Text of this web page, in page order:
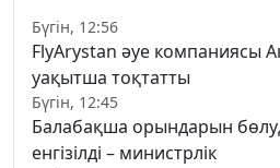
Бүгін, 12:56
FlyArystan әуе компаниясы
уақытша тоқтатты
Бүгін, 12:45
Балабақша орындарын
енгізілді – министрлік